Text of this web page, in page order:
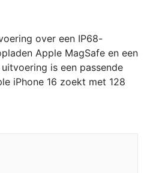
over een IP68-
Apple MagSafe en een
is een passende
iPhone 16 zoekt met 128